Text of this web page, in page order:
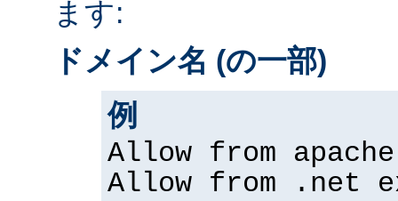
ます:
ドメイン名 (の一部)
例
Allow from
Allow from .net